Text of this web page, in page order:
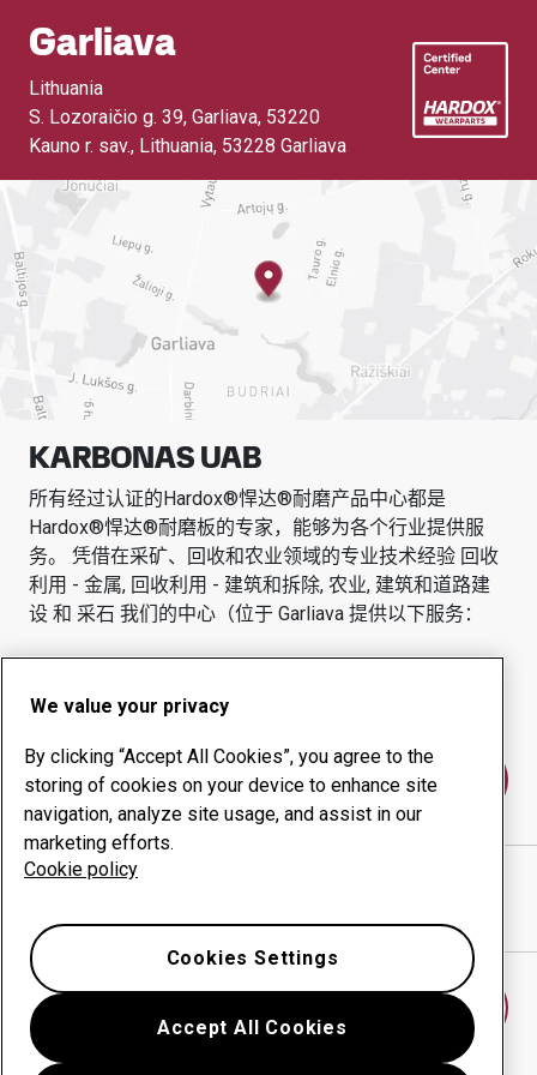
Garliava
Lithuania
S. Lozoraičio g. 39, Garliava, 53220
Kauno r. sav., Lithuania, 53228 Garliava
KARBONAS UAB
所有经过认证的Hardox®悍达®耐磨产品中心都是
Hardox®悍达®耐磨板的专家，能够为各个行业提供服
务。 凭借在采矿、回收和农业领域的专业技术经验 回收
利用 - 金属, 回收利用 - 建筑和拆除, 农业, 建筑和道路建
设 和 采石 我们的中心（位于 Garliava 提供以下服务：
耐磨产品
咨询服务
正常运行时间管理
联系我们
KARBONAS UAB
We value your privacy
By clicking “Accept All Cookies”, you agree to the
storing of cookies on your device to enhance site
navigation, analyze site usage, and assist in our
marketing efforts.
Cookie policy
Accept All Cookies
Cookies Settings